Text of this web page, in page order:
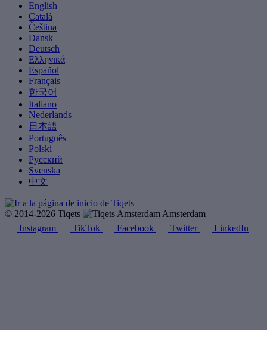
English
Català
Čeština
Dansk
Deutsch
Ελληνικά
Español
Français
한국어
Italiano
Nederlands
日本語
Português
Polski
Русский
Svenska
中文
© 2014-2026 Tiqets
Amsterdam
Instagram
TikTok Facebook Twitter LinkedIn